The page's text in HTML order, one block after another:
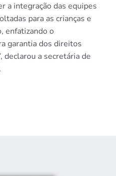
a integração das equipes
para as crianças e
enfatizando o
garantia dos direitos
declarou a secretária de